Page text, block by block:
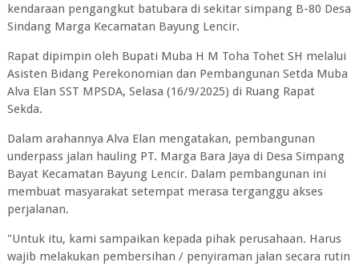
kendaraan pengangkut batubara di sekitar simpang B-80 Desa
Sindang Marga Kecamatan Bayung Lencir.
Rapat dipimpin oleh Bupati Muba H M Toha Tohet SH melalui
Asisten Bidang Perekonomian dan Pembangunan Setda Muba
Alva Elan SST MPSDA, Selasa (16/9/2025) di Ruang Rapat
Sekda.
Dalam arahannya Alva Elan mengatakan, pembangunan
underpass jalan hauling PT. Marga Bara Jaya di Desa Simpang
Bayat Kecamatan Bayung Lencir. Dalam pembangunan ini
membuat masyarakat setempat merasa terganggu akses
perjalanan.
"Untuk itu, kami sampaikan kepada pihak perusahaan. Harus
wajib melakukan pembersihan / penyiraman jalan secara rutin